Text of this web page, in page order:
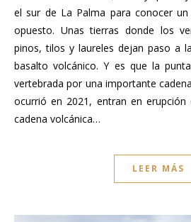
el sur de La Palma para conocer
opuesto. Unas tierras donde los
pinos, tilos y laureles dejan paso a
basalto volcánico. Y es que la
vertebrada por una importante
ocurrió en 2021, entran en erupción
cadena volcánica…
LEER MÁS